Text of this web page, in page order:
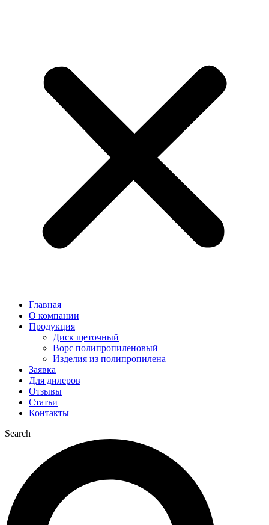
Главная
О компании
Продукция
Диск щеточный
Ворс полипропиленовый
Изделия из полипропилена
Заявка
Для дилеров
Отзывы
Статьи
Контакты
Search